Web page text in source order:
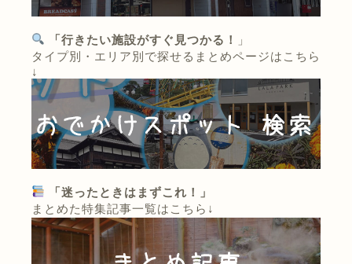
「行きたい施設がすぐ見つかる！
」
タイプ別・エリア別で探せるまとめページはこちら
↓
「迷ったときはまずこれ！」
まとめた特集記事一覧はこちら↓